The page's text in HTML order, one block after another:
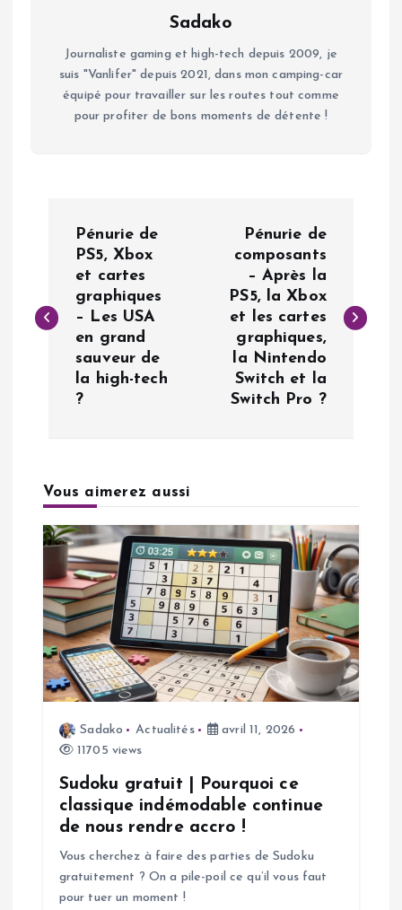
Sadako
Journaliste gaming et high-tech depuis 2009, je
suis "Vanlifer" depuis 2021, dans mon camping-car
équipé pour travailler sur les routes tout comme
pour profiter de bons moments de détente !
v
t
o
n
d
e
Pénurie de
PS5, Xbox
et cartes
graphiques
– Les USA
en grand
sauveur de
la high-tech
?
Pénurie de
composants
– Après la
PS5, la Xbox
et les cartes
graphiques,
la Nintendo
Switch et la
Switch Pro ?
Vous aimerez aussi
Sadako Actualités
avril 11, 2026
11705 views
Sudoku gratuit | Pourquoi ce
classique indémodable continue
de nous rendre accro !
Vous cherchez à faire des parties de Sudoku
gratuitement ? On a pile-poil ce qu’il vous faut
pour tuer un moment !